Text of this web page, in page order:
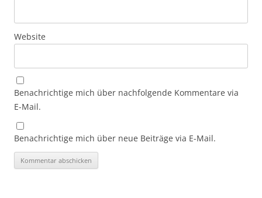
Website
Benachrichtige mich über nachfolgende Kommentare via
E-Mail.
Benachrichtige mich über neue Beiträge via E-Mail.